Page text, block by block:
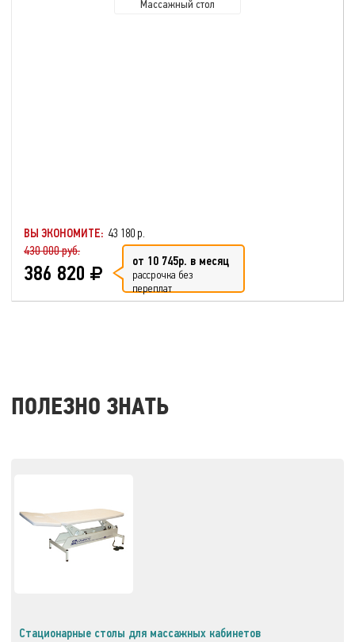
Массажный стол
ВЫ ЭКОНОМИТЕ: 43 180 р.
430 000 руб.
386 820 от 10 745р. в месяц
рассрочка без
переплат
ПОЛЕЗНО ЗНАТЬ
Стационарные столы для массажных кабинетов